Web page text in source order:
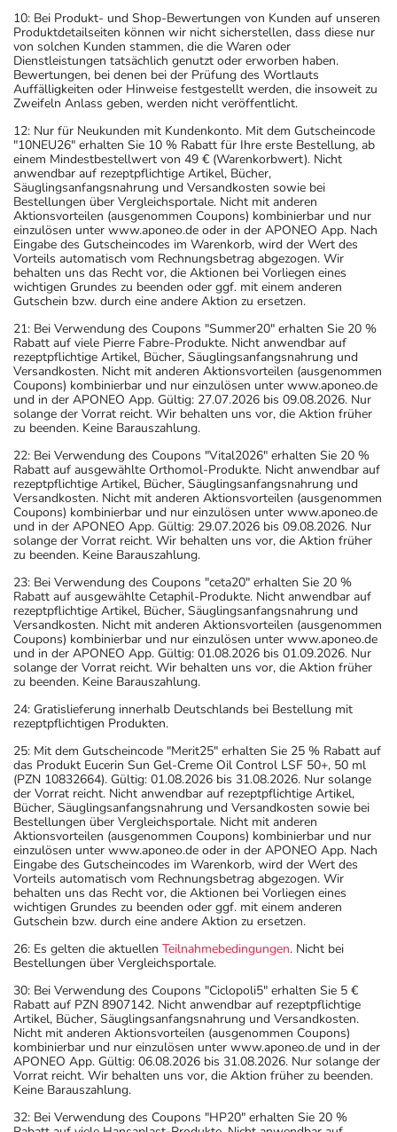
10: Bei Produkt- und Shop-Bewertungen von Kunden auf unseren
Produktdetailseiten können wir nicht sicherstellen, dass diese nur
von solchen Kunden stammen, die die Waren oder
Dienstleistungen tatsächlich genutzt oder erworben haben.
Bewertungen, bei denen bei der Prüfung des Wortlauts
Auffälligkeiten oder Hinweise festgestellt werden, die insoweit zu
Zweifeln Anlass geben, werden nicht veröffentlicht.
12: Nur für Neukunden mit Kundenkonto. Mit dem Gutscheincode
"10NEU26" erhalten Sie 10 % Rabatt für Ihre erste Bestellung, ab
einem Mindestbestellwert von 49 € (Warenkorbwert). Nicht
anwendbar auf rezeptpflichtige Artikel, Bücher,
Säuglingsanfangsnahrung und Versandkosten sowie bei
Bestellungen über Vergleichsportale. Nicht mit anderen
Aktionsvorteilen (ausgenommen Coupons) kombinierbar und nur
einzulösen unter www.aponeo.de oder in der APONEO App. Nach
Eingabe des Gutscheincodes im Warenkorb, wird der Wert des
Vorteils automatisch vom Rechnungsbetrag abgezogen. Wir
behalten uns das Recht vor, die Aktionen bei Vorliegen eines
wichtigen Grundes zu beenden oder ggf. mit einem anderen
Gutschein bzw. durch eine andere Aktion zu ersetzen.
21: Bei Verwendung des Coupons "Summer20" erhalten Sie 20 %
Rabatt auf viele Pierre Fabre-Produkte. Nicht anwendbar auf
rezeptpflichtige Artikel, Bücher, Säuglingsanfangsnahrung und
Versandkosten. Nicht mit anderen Aktionsvorteilen (ausgenommen
Coupons) kombinierbar und nur einzulösen unter www.aponeo.de
und in der APONEO App. Gültig: 27.07.2026 bis 09.08.2026. Nur
solange der Vorrat reicht. Wir behalten uns vor, die Aktion früher
zu beenden. Keine Barauszahlung.
22: Bei Verwendung des Coupons "Vital2026" erhalten Sie 20 %
Rabatt auf ausgewählte Orthomol-Produkte. Nicht anwendbar auf
rezeptpflichtige Artikel, Bücher, Säuglingsanfangsnahrung und
Versandkosten. Nicht mit anderen Aktionsvorteilen (ausgenommen
Coupons) kombinierbar und nur einzulösen unter www.aponeo.de
und in der APONEO App. Gültig: 29.07.2026 bis 09.08.2026. Nur
solange der Vorrat reicht. Wir behalten uns vor, die Aktion früher
zu beenden. Keine Barauszahlung.
23: Bei Verwendung des Coupons "ceta20" erhalten Sie 20 %
Rabatt auf ausgewählte Cetaphil-Produkte. Nicht anwendbar auf
rezeptpflichtige Artikel, Bücher, Säuglingsanfangsnahrung und
Versandkosten. Nicht mit anderen Aktionsvorteilen (ausgenommen
Coupons) kombinierbar und nur einzulösen unter www.aponeo.de
und in der APONEO App. Gültig: 01.08.2026 bis 01.09.2026. Nur
solange der Vorrat reicht. Wir behalten uns vor, die Aktion früher
zu beenden. Keine Barauszahlung.
24: Gratislieferung innerhalb Deutschlands bei Bestellung mit
rezeptpflichtigen Produkten.
25: Mit dem Gutscheincode "Merit25" erhalten Sie 25 % Rabatt auf
das Produkt Eucerin Sun Gel-Creme Oil Control LSF 50+, 50 ml
(PZN 10832664). Gültig: 01.08.2026 bis 31.08.2026. Nur solange
der Vorrat reicht. Nicht anwendbar auf rezeptpflichtige Artikel,
Bücher, Säuglingsanfangsnahrung und Versandkosten sowie bei
Bestellungen über Vergleichsportale. Nicht mit anderen
Aktionsvorteilen (ausgenommen Coupons) kombinierbar und nur
einzulösen unter www.aponeo.de oder in der APONEO App. Nach
Eingabe des Gutscheincodes im Warenkorb, wird der Wert des
Vorteils automatisch vom Rechnungsbetrag abgezogen. Wir
behalten uns das Recht vor, die Aktionen bei Vorliegen eines
wichtigen Grundes zu beenden oder ggf. mit einem anderen
Gutschein bzw. durch eine andere Aktion zu ersetzen.
26: Es gelten die aktuellen Teilnahmebedingungen. Nicht bei
Bestellungen über Vergleichsportale.
30: Bei Verwendung des Coupons "Ciclopoli5" erhalten Sie 5 €
Rabatt auf PZN 8907142. Nicht anwendbar auf rezeptpflichtige
Artikel, Bücher, Säuglingsanfangsnahrung und Versandkosten.
Nicht mit anderen Aktionsvorteilen (ausgenommen Coupons)
kombinierbar und nur einzulösen unter www.aponeo.de und in der
APONEO App. Gültig: 06.08.2026 bis 31.08.2026. Nur solange der
Vorrat reicht. Wir behalten uns vor, die Aktion früher zu beenden.
Keine Barauszahlung.
32: Bei Verwendung des Coupons "HP20" erhalten Sie 20 %